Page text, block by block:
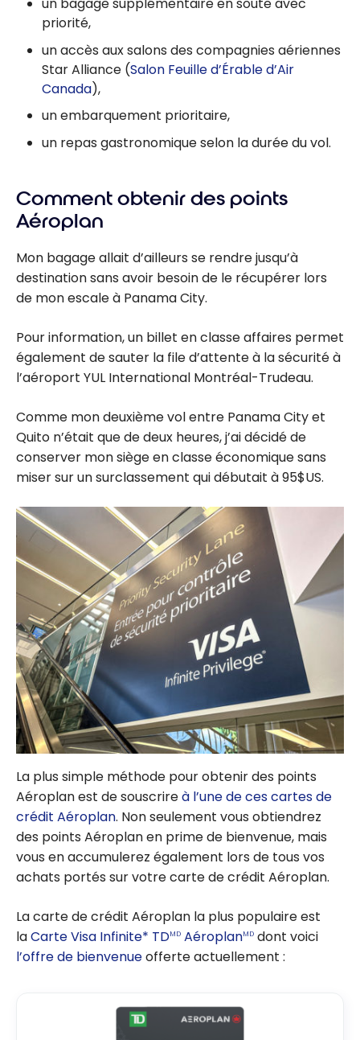
un bagage supplémentaire en soute avec
priorité,
un accès aux salons des compagnies aériennes
Star Alliance (Salon Feuille d’Érable d’Air
Canada),
un embarquement prioritaire,
un repas gastronomique selon la durée du vol.
Comment obtenir des points
Aéroplan
Mon bagage allait d’ailleurs se rendre jusqu’à
destination sans avoir besoin de le récupérer lors
de mon escale à Panama City.
Pour information, un billet en classe affaires permet
également de sauter la file d’attente à la sécurité à
l’aéroport YUL International Montréal-Trudeau.
Comme mon deuxième vol entre Panama City et
Quito n’était que de deux heures, j’ai décidé de
conserver mon siège en classe économique sans
miser sur un surclassement qui débutait à 95$US.
La plus simple méthode pour obtenir des points
Aéroplan est de souscrireà l’une de ces cartes de
crédit Aéroplan. Non seulement vous obtiendrez
des points Aéroplan en prime de bienvenue, mais
vous en accumulerez également lors de tous vos
achats portés sur votre carte de crédit Aéroplan.
La carte de crédit Aéroplan la plus populaire est
laCarte Visa Infinite* TDMD AéroplanMD dont voici
l’offre de bienvenueofferte actuellement :